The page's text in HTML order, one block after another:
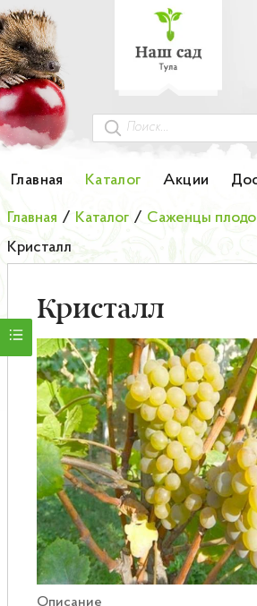
Главная Каталог Акции
Каталог
Гортензии
Грунты
Колоновидные деревья
Лук-севок
Малина
Мини-деревья
НОВИНКА Английские и Японские
Саженцы плодовые
Сирень
Главная / Каталог / Саженцы
Кристалл
Кристалл
Описание